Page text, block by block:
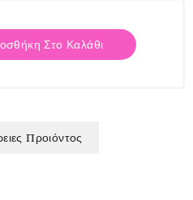
Στο Καλάθι
Προιόντος